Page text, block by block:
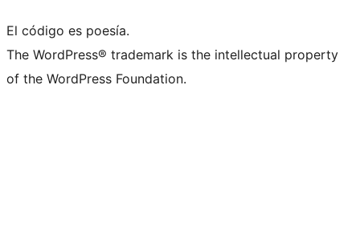
El código es poesía.
The WordPress® trademark is the intellectual property
of the WordPress Foundation.